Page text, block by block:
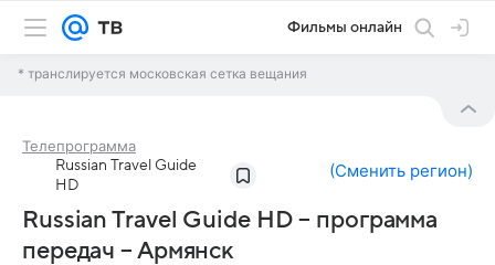
Фильмы онлайн
* транслируется московская сетка вещания
Телепрограмма
Russian Travel Guide
HD
(Сменить регион)
Russian Travel Guide HD – программа
передач – Армянск